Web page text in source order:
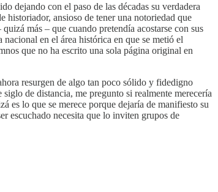
dejando con el paso de las décadas su verdadera
historiador, ansioso de tener una notoriedad que
más – que cuando pretendía acostarse con sus
en el área histórica en que se metió el
que no ha escrito una sola página original en
resurgen de algo tan poco sólido y fidedigno
de distancia, me pregunto si realmente merecería
es lo que se merece porque dejaría de manifiesto su
escuchado necesita que lo inviten grupos de